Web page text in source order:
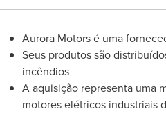
Aurora Motors é uma
Seus produtos são
incêndios
A aquisição representa uma
motores elétricos industriais